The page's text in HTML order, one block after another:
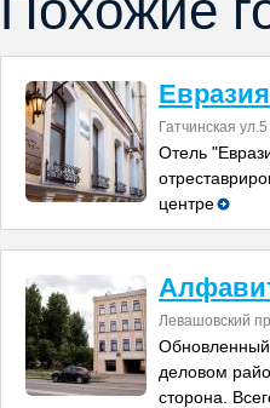
Евразия
Гатчинская ул.5
Отель
центре
Левашовский
деловом
сторона.